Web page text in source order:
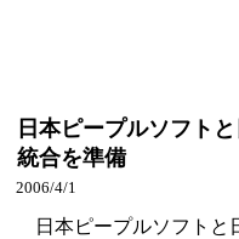
日本ピープルソフト
統合を準備
2006/4/1
日本ピープルソフトと